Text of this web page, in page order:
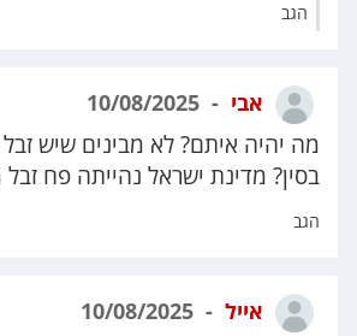
הגב
אבי
מה יהיה איתם? לא מבינים שיש
בסין? מדינת ישראל נהייתה פח זבל
הגב
אייל